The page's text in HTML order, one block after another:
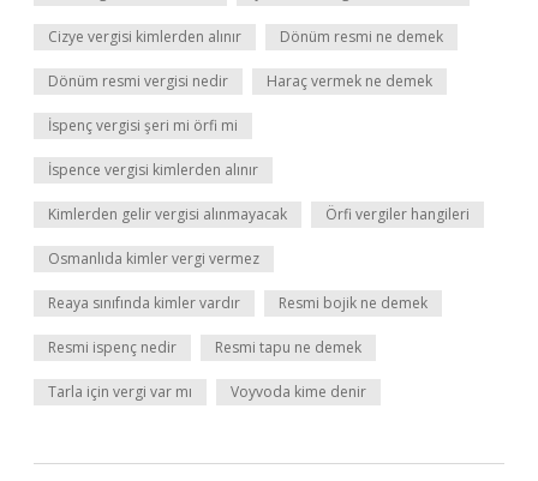
Cizye vergisi kimlerden alınır Dönüm resmi ne demek
Dönüm resmi vergisi nedir Haraç vermek ne demek
İspenç vergisi şeri mi örfi mi
İspence vergisi kimlerden alınır
Kimlerden gelir vergisi alınmayacak Örfi vergiler hangileri
Osmanlıda kimler vergi vermez
Reaya sınıfında kimler vardır Resmi bojik ne demek
Resmi ispenç nedir Resmi tapu ne demek
Tarla için vergi var mı Voyvoda kime denir